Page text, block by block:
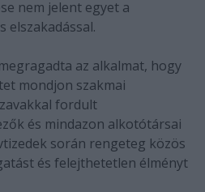
nem jelent egyet a
elszakadással.
az alkalmat, hogy
mondjon szakmai
fordult
és mindazon alkotótársai
során rengeteg közös
és felejthetetlen élményt